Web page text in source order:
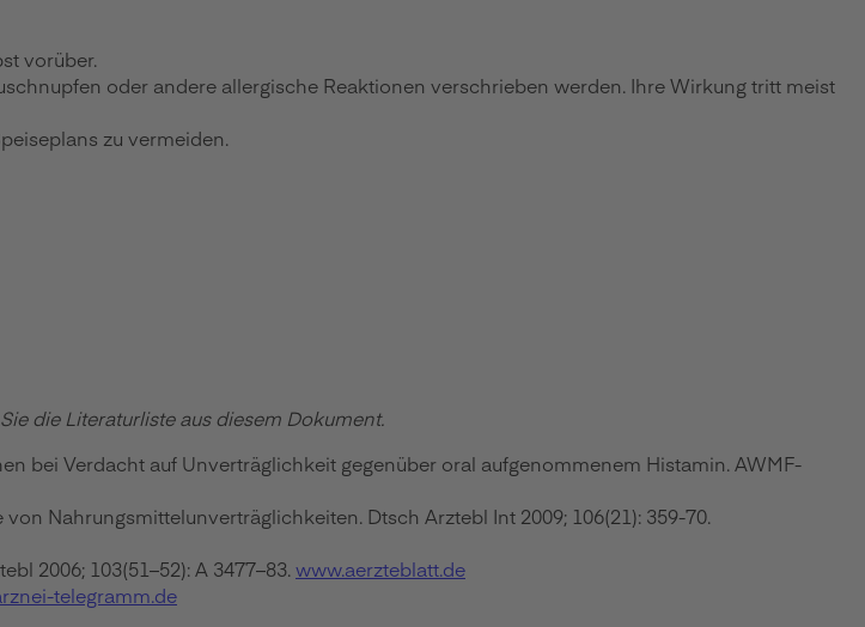
vorüber.
oder andere allergische Reaktionen verschrieben werden. Ihre Wirkung tritt meist
zu vermeiden.
die Literaturliste aus diesem Dokument.
bei Verdacht auf Unverträglichkeit gegenüber oral aufgenommenem Histamin. AWMF-
Nahrungsmittelunverträglichkeiten. Dtsch Arztebl Int 2009; 106(21): 359-70.
2006; 103(51–52): A 3477–83. www.aerzteblatt.de
telegramm.de